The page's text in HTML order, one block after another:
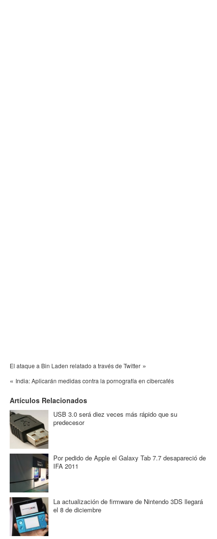
El ataque a Bin Laden relatado a través de Twitter »
« India: Aplicarán medidas contra la pornografía en cibercafés
Artículos Relacionados
USB 3.0 será diez veces más rápido que su
predecesor
Por pedido de Apple el Galaxy Tab 7.7 desapareció de
IFA 2011
La actualización de firmware de Nintendo 3DS llegará
el 8 de diciembre